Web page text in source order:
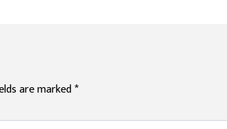
are marked*